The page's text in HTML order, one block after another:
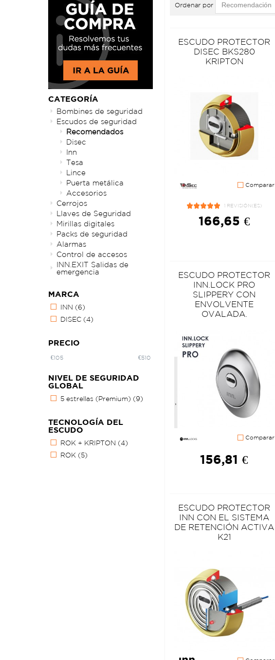
Ordenar por
ESCUDO PROTECTOR
DISEC BKS280
KRIPTON
Comparar
1 REVISIÓN(ES)
166,65 €
ESCUDO PROTECTOR
INN.LOCK PRO
SLIPPERY CON
ENVOLVENTE
OVALADA.
Comparar
156,81 €
ESCUDO PROTECTOR
INN CON EL SISTEMA
DE RETENCIÓN ACTIVA
K21
CATEGORÍA
Bombines de seguridad
Escudos de seguridad
Recomendados
Disec
Inn
Tesa
Lince
Puerta metálica
Accesorios
Cerrojos
Llaves de Seguridad
Mirillas digitales
Packs de seguridad
Alarmas
Control de accesos
INN.EXIT Salidas de
emergencia
MARCA
INN (6)
DISEC (4)
PRECIO
€105 €510
NIVEL DE SEGURIDAD
GLOBAL
5 estrellas (Premium) (9)
TECNOLOGÍA DEL
ESCUDO
ROK + KRIPTON (4)
ROK (5)